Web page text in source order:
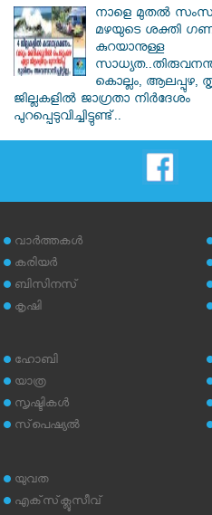
നാളെ മുതൽ
മഴയുടെ ശക്തി
കുറയാനുള്ള
കൊല്ലം, ആലപ്പുഴ,
ജില്ലകളിൽ ജാഗ്രതാ നിർദേശം
പുറപ്പെടുവിച്ചിട്ടുണ്ട്..
വാര്‍ത്തകള്‍
കരിയര്‍
ബിസിനസ്
കൃഷി
ഹോബി
യാത്ര
സൃഷ്ടികള്‍
സ്‌പെഷ്യല്‍
യുവത
എക്‌സ്‌ക്ലൂസീവ്